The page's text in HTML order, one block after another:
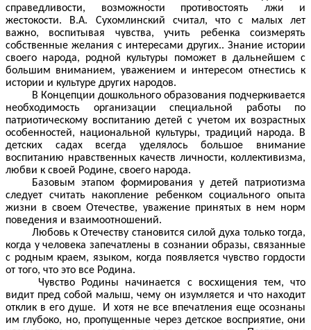
справедливости, возможности противостоять лжи и
жестокости. В.А. Сухомлинский считал, что с малых лет
важно, воспитывая чувства, учить ребенка соизмерять
собственные желания с интересами других.. Знание истории
своего народа, родной культуры поможет в дальнейшем с
большим вниманием, уважением и интересом отнестись к
истории и культуре других народов.
В Концепции дошкольного образования подчеркивается
необходимость организации специальной работы по
патриотическому воспитанию детей с учетом их возрастных
особенностей, национальной культуры, традиций народа. В
детских садах всегда уделялось большое внимание
воспитанию нравственных качеств личности, коллективизма,
любви к своей Родине, своего народа.
Базовым этапом формирования у детей патриотизма
следует считать накопление ребенком социального опыта
жизни в своем Отечестве, уважение принятых в нем норм
поведения и взаимоотношений.
Любовь к Отечеству становится силой духа только тогда,
когда у человека запечатлены в сознании образы, связанные
с родным краем, языком, когда появляется чувство гордости
от того, что это все Родина.
Чувство Родины начинается с восхищения тем, что
видит пред собой малыш, чему он изумляется и что находит
отклик в его душе. И хотя не все впечатления еще осознаны
им глубоко, но, пропущенные через детское восприятие, они